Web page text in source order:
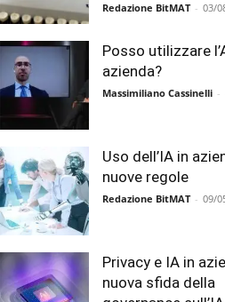
Redazione BitMAT - 03/
Posso utilizzare
azienda?
Massimiliano Cassinelli -
Uso dell’IA in
nuove regole
Redazione BitMAT - 09/
Privacy e IA in
nuova sfida della